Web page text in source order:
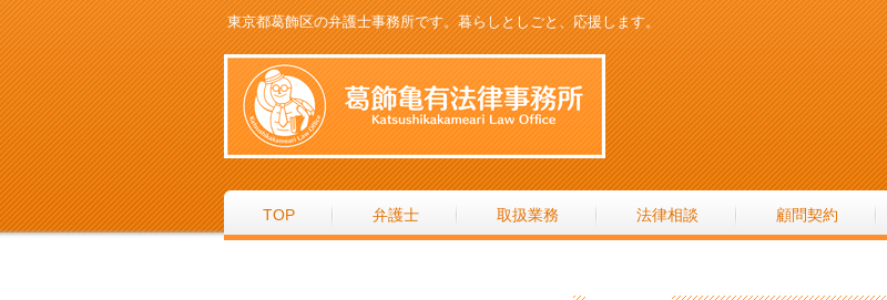
東京都葛飾区の弁護士事務所です。暮らしとしごと、応援します。
TOP 弁護士 取扱業務 法律相談 顧問契約